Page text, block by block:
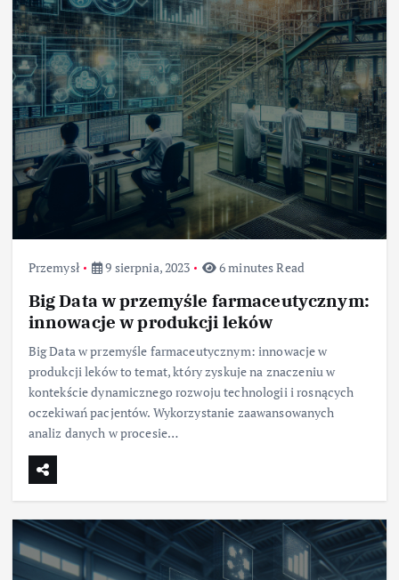
Przemysł 9 sierpnia, 2023 6 minutes Read
Big Data w przemyśle farmaceutycznym:
innowacje w produkcji leków
Big Data w przemyśle farmaceutycznym: innowacje w
produkcji leków to temat, który zyskuje na znaczeniu w
kontekście dynamicznego rozwoju technologii i rosnących
oczekiwań pacjentów. Wykorzystanie zaawansowanych
analiz danych w procesie…